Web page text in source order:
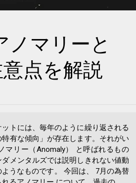
ノマリーと
点を解説
トには、毎年のように繰り返される
特有な傾向」が存在します。それがい
マリー（Anomaly） と呼ばれるもの
ダメンタルズでは説明しきれない値動
ようなものです。 今回は、 7月の為替